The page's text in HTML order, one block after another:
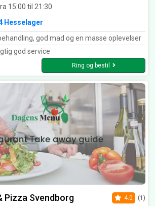
15:00 til 21:30
Hesselager
god mad og en masse oplevelser
god service
Ring og bestil
Pizza Svendborg 4.0 (1)